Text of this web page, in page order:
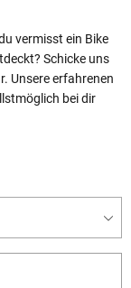
vermisst ein Bike
Schicke uns
Unsere erfahrenen
bei dir